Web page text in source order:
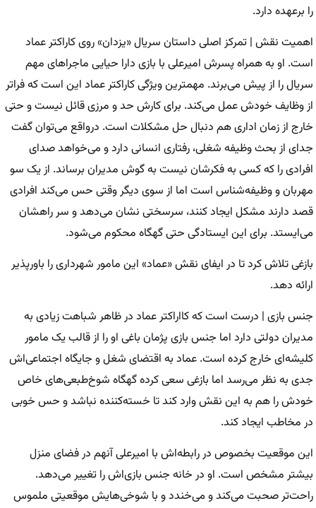
را برعهده دارد.
اهمیت نقش | تمرکز اصلی داستان سریال «یزدان» روی کاراکتر عماد
است. او به همراه پسرش امیرعلی با بازی دارا حیایی ماجراهای مهم
سریال را از پیش می‌برند. مهمترین ویژگی کاراکتر عماد این است که فراتر
از وظایف خودش عمل می‌کند. برای کارش حد و مرزی قائل نیست و حتی
خارج از زمان اداری هم دنبال حل مشکلات است. درواقع می‌توان گفت
جدای از بحث وظیفه شغلی، رفتاری انسانی دارد و می‌خواهد صدای
افرادی را که کسی به فکرشان نیست به گوش مدیران برساند. از یک سو
مهربان و وظیفه‌شناس است اما از سوی دیگر وقتی حس می‌کند افرادی
قصد دارند مشکل ایجاد کنند، سرسختی نشان می‌دهد و سر راهشان
می‌ایستد. برای این ایستادگی حتی گهگاه محکوم می‌شود.
بازغی تلاش کرد تا در ایفای نقش «عماد» این مامور شهرداری را باورپذیر
ارائه دهد.
جنس بازی | درست است که کااراکتر عماد در ظاهر شباهت زیادی به
مدیران دولتی دارد اما جنس بازی پژمان باغی او را از قالب یک مامور
کلیشه‌ای خارج کرده است. عماد به اقتضای شغل و جایگاه اجتماعی‌اش
جدی به نظر می‌رسد اما بازغی سعی کرده گهگاه شوخ‌طبعی‌های خاص
خودش را هم به این نقش وارد کند تا خسته‌کننده نباشد و حس خوبی
در مخاطب ایجاد کند.
این موقعیت بخصوص در رابطه‌اش با امیرعلی آنهم در فضای منزل
بیشتر مشخص است. او در خانه جنس بازی‌اش را تغییر می‌دهد.
راحت‌تر صحبت می‌کند و می‌خندد و با شوخی‌هایش موقعیتی ملموس